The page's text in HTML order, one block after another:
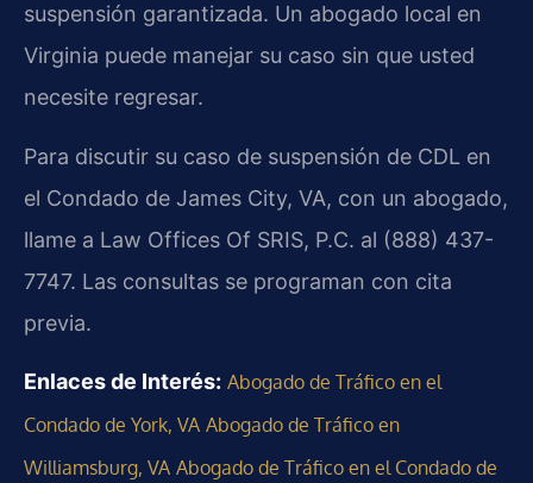
suspensión garantizada. Un abogado local en
Virginia puede manejar su caso sin que usted
necesite regresar.
Para discutir su caso de suspensión de CDL en
el Condado de James City, VA, con un abogado,
llame a Law Offices Of SRIS, P.C. al (888) 437-
7747. Las consultas se programan con cita
previa.
Enlaces de Interés: Abogado de Tráfico en el
Condado de York, VA Abogado de Tráfico en
Williamsburg, VA Abogado de Tráfico en el Condado de